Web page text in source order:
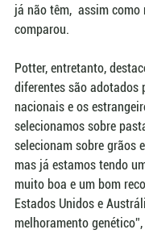
já não têm,  assim como
comparou.
Potter, entretanto,
diferentes são adotados
nacionais e os
selecionamos sobre
selecionam sobre grãos
mas já estamos tendo
muito boa e um bom
Estados Unidos e
melhoramento